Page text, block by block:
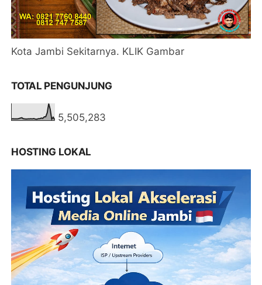
Kota Jambi Sekitarnya. KLIK Gambar
TOTAL PENGUNJUNG
5,505,283
HOSTING LOKAL